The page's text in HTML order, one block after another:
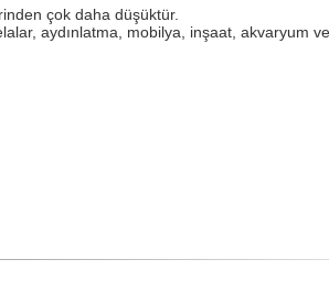
çok daha düşüktür.
aydınlatma, mobilya, inşaat, akvaryum